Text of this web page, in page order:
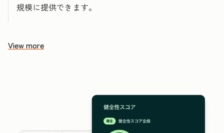
規模に提供できます。
View more